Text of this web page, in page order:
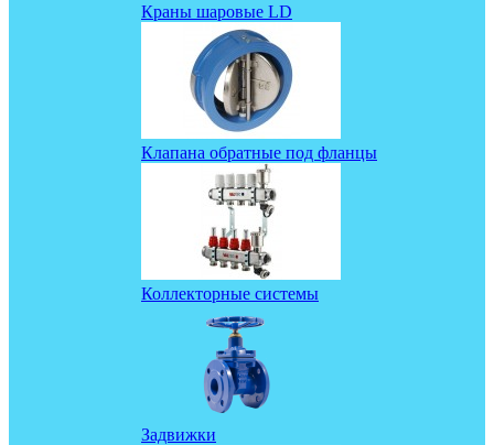
Краны шаровые LD
Клапана обратные под фланцы
Коллекторные системы
Задвижки